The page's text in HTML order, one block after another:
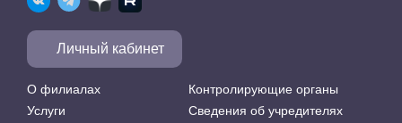
О филиалах
Услуги
Контролирующие органы
Сведения об учредителях
Личный кабинет